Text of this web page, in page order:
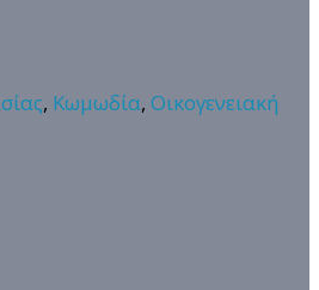
, Κωμωδία, Οικογενειακή